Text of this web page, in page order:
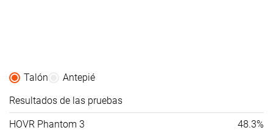
Talón
Antepié
Resultados de las pruebas
HOVR Phantom 3 48.3%